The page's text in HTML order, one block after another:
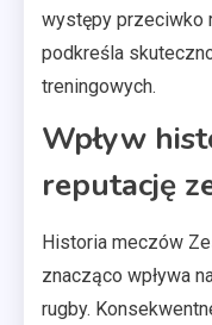
występy przeciwko
podkreśla
treningowych.
Wpływ
reputację
Historia meczów
znacząco wpływa
rugby.